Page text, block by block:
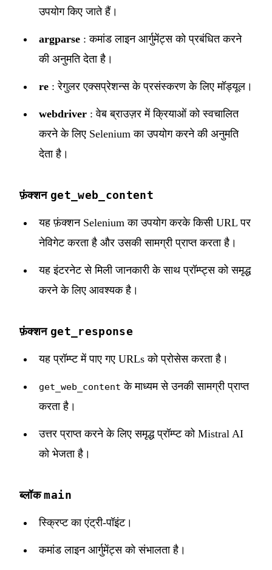
उपयोग किए जाते हैं।
argparse : कमांड लाइन आर्गुमेंट्स को प्रबंधित करने
की अनुमति देता है।
re : रेगुलर एक्सप्रेशन्स के प्रसंस्करण के लिए मॉड्यूल।
webdriver : वेब ब्राउज़र में क्रियाओं को स्वचालित
करने के लिए Selenium का उपयोग करने की अनुमति
देता है।
फ़ंक्शन get_web_content
यह फ़ंक्शन Selenium का उपयोग करके किसी URL पर
नेविगेट करता है और उसकी सामग्री प्राप्त करता है।
यह इंटरनेट से मिली जानकारी के साथ प्रॉम्प्ट्स को समृद्ध
करने के लिए आवश्यक है।
फ़ंक्शन get_response
यह प्रॉम्प्ट में पाए गए URLs को प्रोसेस करता है।
get_web_content के माध्यम से उनकी सामग्री प्राप्त
करता है।
उत्तर प्राप्त करने के लिए समृद्ध प्रॉम्प्ट को Mistral AI
को भेजता है।
ब्लॉकmain
स्क्रिप्ट का एंट्री-पॉइंट।
कमांड लाइन आर्गुमेंट्स को संभालता है।